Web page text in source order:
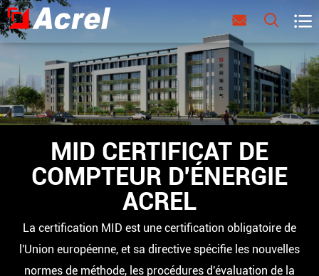
  
MID CERTIFICAT DE
COMPTEUR D'ÉNERGIE
ACREL
La certification MID est une certification obligatoire de
l'Union européenne, et sa directive spécifie les nouvelles
normes de méthode, les procédures d'évaluation de la